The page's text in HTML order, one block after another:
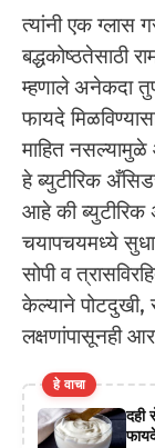
त्यांनी एक ग्लास
बद्धकोष्ठतेसाठी
म्हणाले अनेकदा
फायदे
माहित
हे ब्युटीरिक
आहे की
चयापचयमध्ये
सोपी व
केल्याने पोटदुखी,
लक्षणांपासूनही
हे वाचा
दही